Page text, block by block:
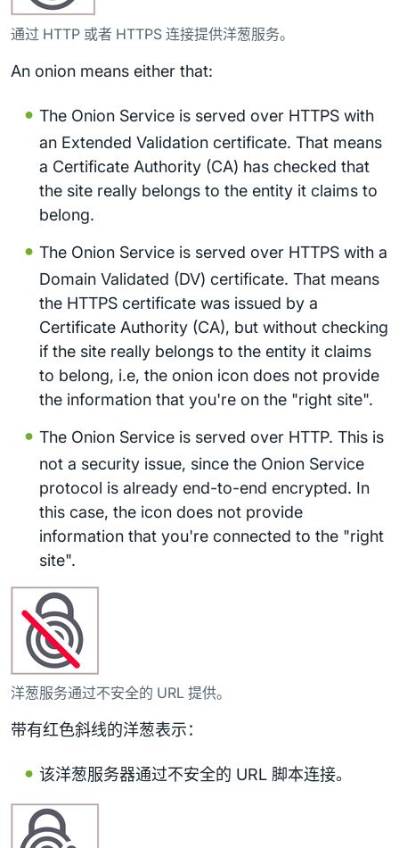
通过 HTTP 或者 HTTPS 连接提供洋葱服务。
An onion means either that:
The Onion Service is served over HTTPS with
an Extended Validation certificate. That means
a Certificate Authority (CA) has checked that
the site really belongs to the entity it claims to
belong.
The Onion Service is served over HTTPS with a
Domain Validated (DV) certificate. That means
the HTTPS certificate was issued by a
Certificate Authority (CA), but without checking
if the site really belongs to the entity it claims
to belong, i.e, the onion icon does not provide
the information that you're on the "right site".
The Onion Service is served over HTTP. This is
not a security issue, since the Onion Service
protocol is already end-to-end encrypted. In
this case, the icon does not provide
information that you're connected to the "right
site".
洋葱服务通过不安全的 URL 提供。
带有红色斜线的洋葱表示：
该洋葱服务器通过不安全的 URL 脚本连接。